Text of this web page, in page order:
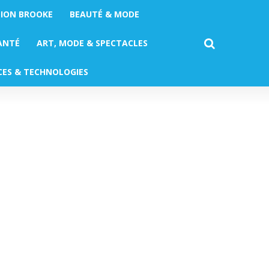
BROOKE BEAUTÉ & MODE
ART, MODE & SPECTACLES
& TECHNOLOGIES